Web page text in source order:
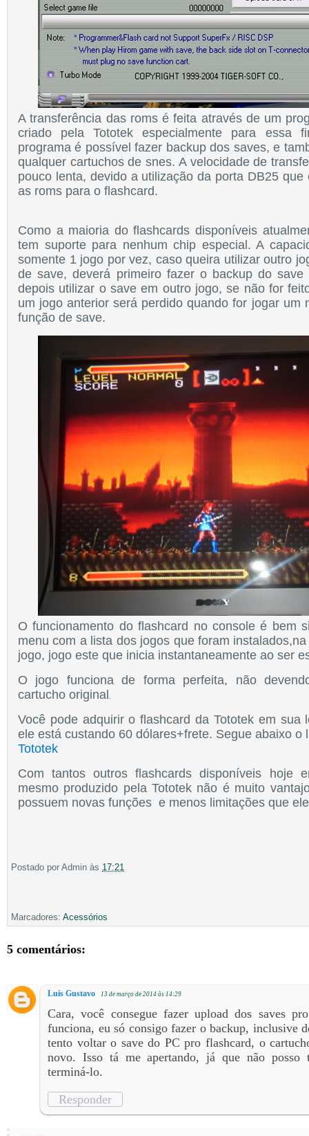
A transferência das romsé feita através de um
criado pela Tototek especialmente para essa
programa é possível fazer backup dos saves, e
qualquer cartuchos de snes. A velocidade de transfe
pouco lenta, devido a utilização da porta DB25 que
as roms para o flashcard.
Como a maioria do flashcards disponíveis atu
tem suporte para nenhum chip especial. A capaci
somente 1 jogo por vez, caso queira utilizar outro
de save,deverá primeiro fazer o backup do save
depois utilizar o save em outro jogo, se nãofor
um jogo anterior será perdidoquando for jogar um
função de save.
O funcionamento do flashcard no console é bem
menu com a lista dos jogos que foram
jogo, jogo este que inicia instantaneamente ao ser
O jogo funciona de forma perfeita, não
cartucho original .
Você pode adquirir o flashcard da Tototek em sua
ele está custando 60 dólares+frete. Segue abaixo o
Tototek
Com tantos outros flashcards disponíveis
hoje
mesmo produzido pela Tototek não é muito
possuem novas funções e menos limitações que
Postado por Admin às 17:21
Marcadores: Acessórios
5 comentários:
Luis Gustavo 13 de março de 2014 às 14:29
Cara, você consegue fazer upload dos saves
funciona, eu só consigo fazer o backup, inclusive
tento voltar o save do PC pro flashcard, o
novo. Isso tá me apertando, já que não posso
terminá-lo.
Responder